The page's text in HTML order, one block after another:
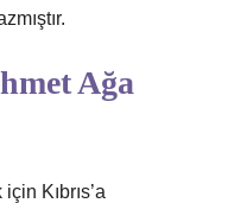
Ağa
Kıbrıs’a